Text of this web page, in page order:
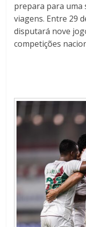
prepara para uma
viagens. Entre 29
disputará nove
competições